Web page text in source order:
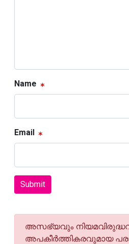
Name
Email
Submit
അസഭ്യവും
അപകീര്‍ത്തികരവുമായ